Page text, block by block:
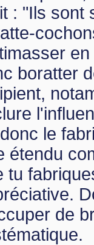
: "Ils sont
boratter
le
étendu
tu
de